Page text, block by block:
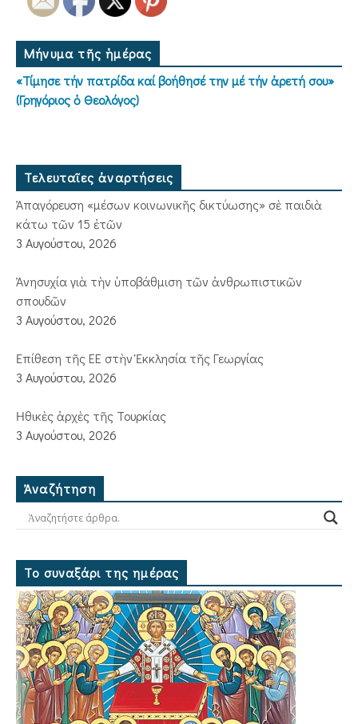
Μήνυμα τῆς ἡμέρας
«Τίμησε τήν πατρίδα καί βοήθησέ την μέ τήν ἀρετή σου»
(Γρηγόριος ὁ Θεολόγος)
Τελευταῖες ἀναρτήσεις
Ἀπαγόρευση «μέσων κοινωνικῆς δικτύωσης» σὲ παιδιὰ
κάτω τῶν 15 ἐτῶν
3 Αυγούστου, 2026
Ἀνησυχία γιὰ τὴν ὑποβάθμιση τῶν ἀνθρωπιστικῶν
σπουδῶν
3 Αυγούστου, 2026
Ἐπίθεση τῆς ΕΕ στὴν Ἐκκλησία τῆς Γεωργίας
3 Αυγούστου, 2026
Ἠθικὲς ἀρχὲς τῆς Τουρκίας
3 Αυγούστου, 2026
Ἀναζήτηση
Το συναξάρι της ημέρας